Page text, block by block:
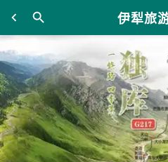
伊犁旅